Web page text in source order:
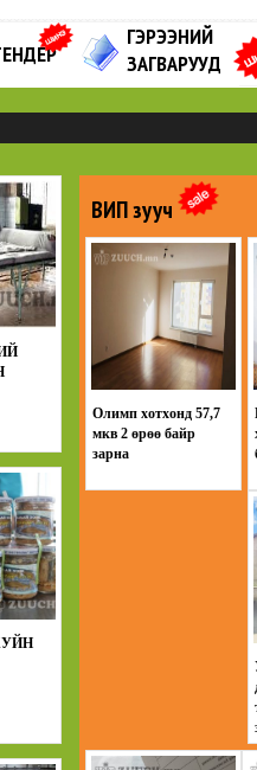
ГЭРЭЭНИЙ
ЗАГВАРУУД
ВИП зууч
Олимп хотхонд 57,7
мкв 2 өрөө байр
зарна